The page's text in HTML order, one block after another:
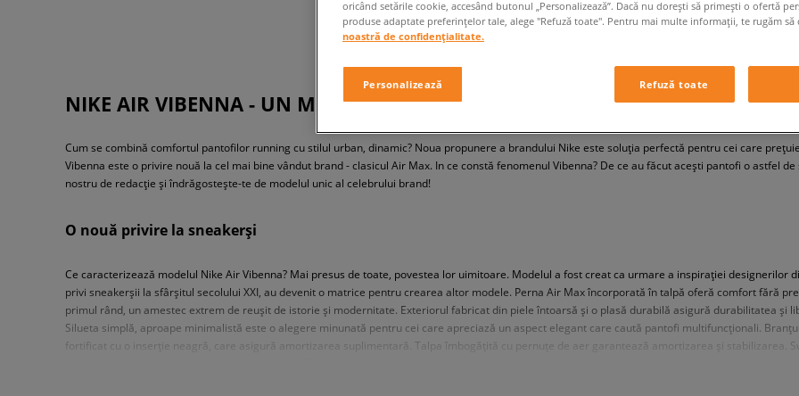
NIKE AIR VIBENNA - UN MODEL CLASIC ÎNTR-O VERSIUNE NOUĂ
Cum se combină comfortul pantofilor running cu stilul urban, dinamic? Noua propunere a brandului Nike este soluția perfectă pentru cei care
Vibenna este o privire nouă la cel mai bine vândut brand - clasicul Air Max. In ce constă fenomenul Vibenna? De ce au făcut acești pantofi o astfel
nostru de redacție și îndrăgostește-te de modelul unic al celebrului brand!
O nouă privire la sneakerși
Ce caracterizează modelul Nike Air Vibenna? Mai presus de toate, povestea lor uimitoare. Modelul a fost creat ca urmare a inspirației designerilor
privi sneakerșii la sfârșitul secolului XXI, au devenit o matrice pentru crearea altor modele. Perna Air Max încorporată în talpă oferă comfort fără
primul rând, un amestec extrem de reușit de istorie și modernitate. Exteriorul fabricat din piele întoarsă și o plasă durabilă asigură durabilitatea și
Silueta simplă, aproape minimalistă este o alegere minunată pentru cei care apreciază un aspect elegant care caută pantofi multifuncționali.
fortificat cu o inserție neagră, care asigură amortizarea suplimentară. Talpa îmbogățită cu pernuțe de aer garantează amortizarea și stabilizarea.
oricând setările cookie, accesând butonul „Personalizează”. Dacă nu dorești să primești o ofertă
produse adaptate preferințelor tale, alege "Refuză toate". Pentru mai multe informații, te rugăm să
noastră de confidențialitate.
Personalizează Refuză toate